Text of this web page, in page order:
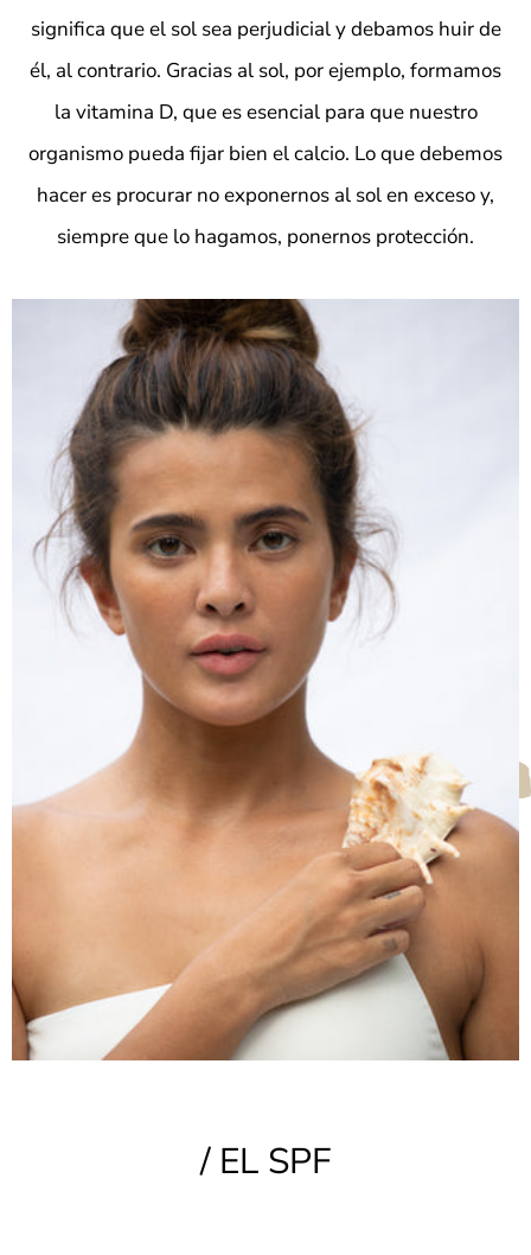
significa que el sol sea perjudicial y debamos huir de
él, al contrario. Gracias al sol, por ejemplo, formamos
la vitamina D, que es esencial para que nuestro
organismo pueda fijar bien el calcio. Lo que debemos
hacer es procurar no exponernos al sol en exceso y,
siempre que lo hagamos, ponernos protección.
/ EL SPF